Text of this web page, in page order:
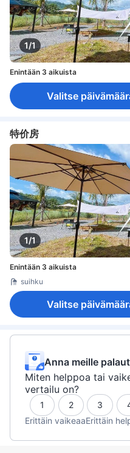
1/1
Enintään 3 aikuista
Valitse
特价房
1/1
Enintään 3 aikuista
suihku
Valitse
Anna meille
Miten helppoa tai
vertailu on?
1 2 3
Erittäin vaikeaaErittäin